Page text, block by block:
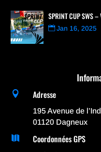
SPRINT CUP SWS –
Jan 16, 2025
 Adresse
195 Avenue de
01120 Dagneux
 Coordonnées GPS